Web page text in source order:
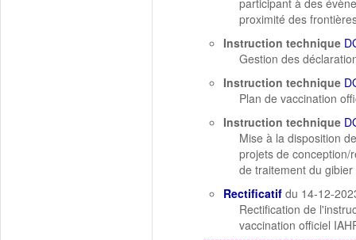
participant à des
proximité des
Instruction technique
Gestion des
Instruction technique
Plan de vaccination
Instruction technique
Mise à la disposition
projets de conception/
de traitement du
Rectificatif du 14-12-
Rectification de
vaccination officiel